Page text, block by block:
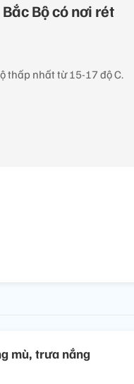
Bộ có nơi rét
thấp nhất từ 15-17 độ C.
mù, trưa nắng